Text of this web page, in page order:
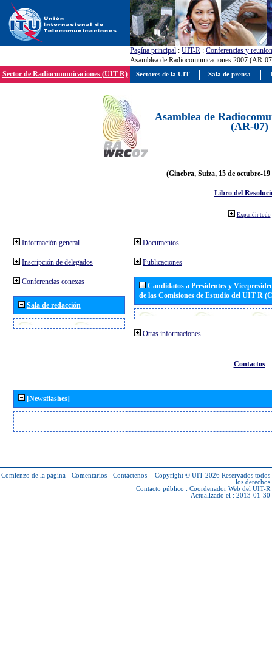
Pagína principal : UIT-R : Conferencias y
Asamblea de Radiocomunicaciones 2007 (AR-
Sector de Radiocomunicaciones (UIT-R)
Asamblea de
(AR-07)
(Ginebra, Suiza, 15 de octubre-19
Libro del
Expandir todo
Información general
Inscripción de delegados
Conferencias conexas
Sala de redacción
Documentos
Publicaciones
Candidatos a Presidentes y
de las Comisiones de Estudio del UIT R
Otras informaciones
Contactos
[Newsflashes]
Comienzo de la página - Comentarios - Contáctenos - Copyright © UIT 2026 Reservados todos
los derechos
Contacto público : Coordenador Web del UIT-R
Actualizado el : 2013-01-30
Sectores de la UIT Sala de prensa